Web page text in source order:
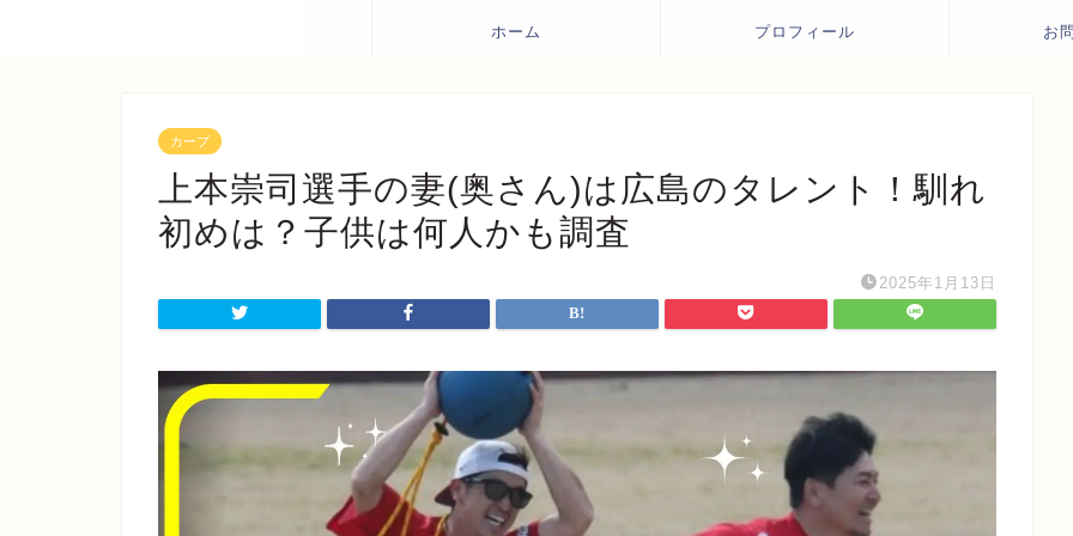
ホーム プロフィール お
カープ
上本崇司選手の妻(奥さん)は広島のタレント！馴れ
初めは？子供は何人かも調査
2025年1月13日